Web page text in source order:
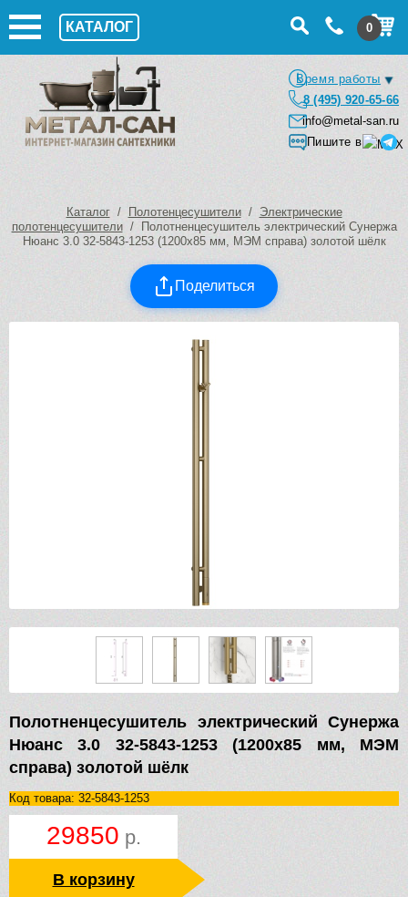
КАТАЛОГ 0
Время работы
8 (495) 920-65-66
info@metal-san.ru
Пишите в
Каталог/ Полотенцесушители/ Электрические
полотенцесушители/ Полотненцесушитель электрический Сунержа
Нюанс 3.0 32-5843-1253 (1200х85 мм, МЭМ справа) золотой шёлк
Поделиться
Полотненцесушитель электрический Сунержа
Нюанс 3.0 32-5843-1253 (1200х85 мм, МЭМ
справа) золотой шёлк
Код товара: 32-5843-1253
29850 р.
В корзину